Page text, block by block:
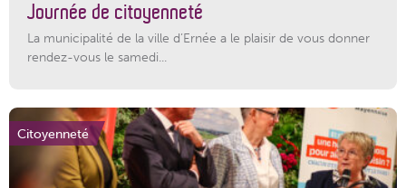
Journée de citoyenneté
La municipalité de la ville d’Ernée a le plaisir de vous donner
rendez-vous le samedi...
Citoyenneté